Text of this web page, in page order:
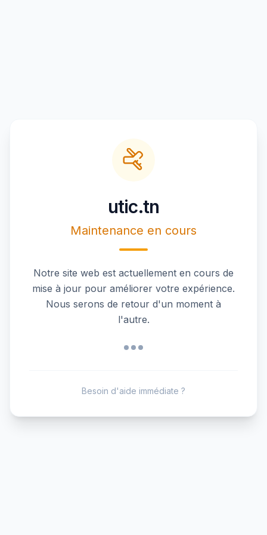
utic.tn
Maintenance en cours
Notre site web est actuellement en cours de
mise à jour pour améliorer votre expérience.
Nous serons de retour d'un moment à
l'autre.
Besoin d'aide immédiate ?